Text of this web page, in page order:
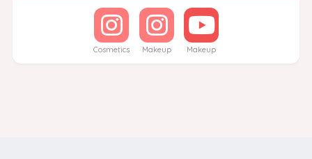
Cosmetics Makeup Makeup